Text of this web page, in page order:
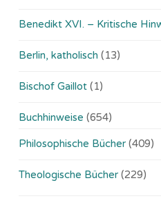
Benedikt XVI. – Kritische
Berlin, katholisch (13)
Bischof Gaillot (1)
Buchhinweise (654)
Philosophische Bücher (409)
Theologische Bücher (229)